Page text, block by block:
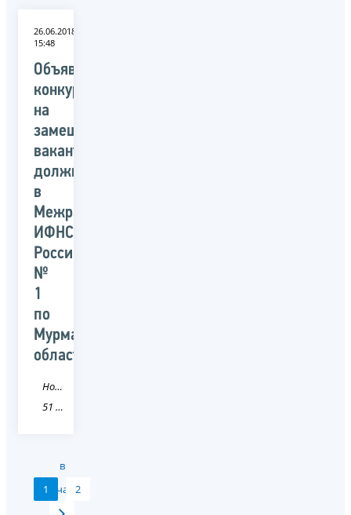
26.06.2018
15:48
Объявлен
конкурс
на
замещение
вакантных
должностей
в
Межрайонной
ИФНС
России
№
1
по
Мурманской
области
Новость
51 Мурманская область
в
начало
1 2